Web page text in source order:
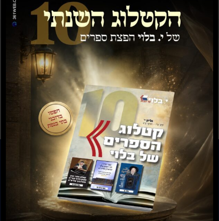
תשועה ברוב יועץ
₪35.00 ₪15.00
תשובה מאת הרב ראובן
לויכטר שליטא
30.00